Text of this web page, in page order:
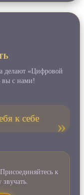
делают «Цифровой
вы с нами!
к себе
к